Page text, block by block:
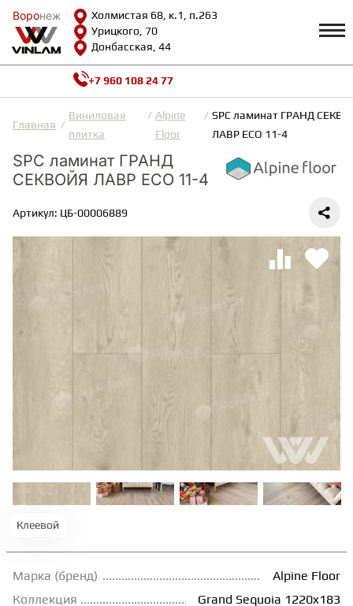
Воронеж
Холмистая 68, к.1, п.263
Урицкого, 70
Донбасская, 44
Воронеж
КАТАЛОГ Профиль
Возврат и гарантии
Сотрудничество
Видеообзоры
Калькулятор
Контакты
ВИНИЛОВАЯ ПЛИТКА
ЛАМИНАТ
ИНЖЕНЕРНАЯ ДОСКА
ПАРКЕТНАЯ ДОСКА
ТЕРРАСНАЯ ДОСКА
КОВРОВАЯ ПЛИТКА
МОДУЛЬНЫЕ ПВХ
ПЛИНТУС
+7 960 108 24 77
Главная
Виниловая
плитка
Alpine
Floor
SPC ламинат ГРАНД
ЛАВР ECO 11-4
SPC ламинат ГРАНД
СЕКВОЙЯ ЛАВР ECO 11-4
Артикул: ЦБ-00006889
Клеевой
Марка (бренд)
Alpine Floor
Коллекция
Grand Sequoia 1220x183